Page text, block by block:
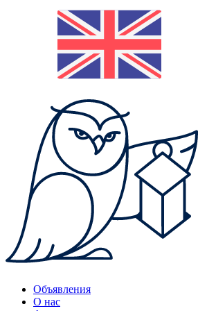
Объявления
О нас